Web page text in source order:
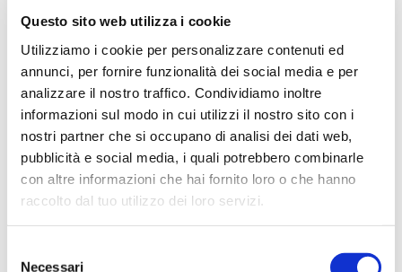
Questo sito web utilizza i cookie
Utilizziamo i cookie per personalizzare contenuti ed
annunci, per fornire funzionalità dei social media e per
analizzare il nostro traffico. Condividiamo inoltre
informazioni sul modo in cui utilizzi il nostro sito con i
nostri partner che si occupano di analisi dei dati web,
pubblicità e social media, i quali potrebbero combinarle
con altre informazioni che hai fornito loro o che hanno
raccolto dal tuo utilizzo dei loro servizi.
Necessari
Alessio Falamischia
4 settimane fa
Ho acquistato un impianto Bose usato e ne sono
super soddisfatto. Professionalità e gentilezza da parte
dello staff. Attrezzatura di qualità e buoni prezzi.
Hope Efrida